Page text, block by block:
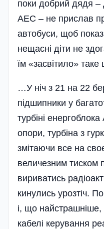
поки добрий дядя –
АЕС – не прислав
автобуси, щоб
нещасні діти не
їм «засвітило» таке
…У ніч з 21 на 22
підшипники у
турбіні
опори, турбіна з
змітаючи все на
величезним тиском
вириватись
кинулись урозтіч.
і, що найстрашніше,
кабелі керування